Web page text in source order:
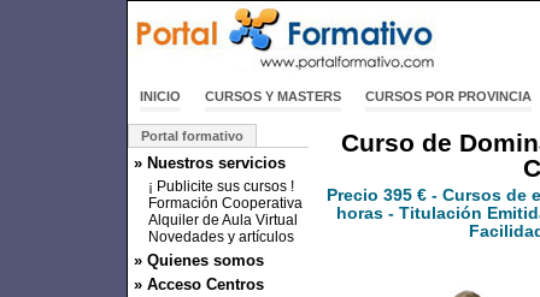
INICIO CURSOS Y MASTERS CURSOS POR PROVINCIA
Portal formativo
» Nuestros servicios
¡ Publicite sus cursos !
Formación Cooperativa
Alquiler de Aula Virtual
Novedades y artículos
» Quienes somos
» Acceso Centros
Curso de
Precio 395 € - Cursos de
horas - Titulación